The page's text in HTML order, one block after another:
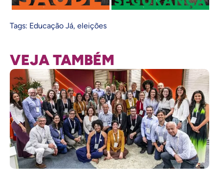
Tags: Educação Já, eleições
VEJA TAMBÉM